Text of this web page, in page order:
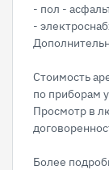
- пол -
-
Стоимость
по приборам
Просмотр в
Более